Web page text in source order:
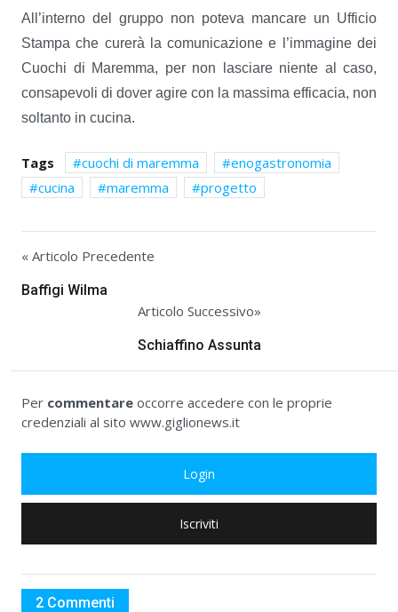
All’interno del gruppo non poteva mancare un Ufficio
Stampa che curerà la comunicazione e l’immagine dei
Cuochi di Maremma, per non lasciare niente al caso,
consapevoli di dover agire con la massima efficacia, non
soltanto in cucina.
Tags cuochi di maremma
enogastronomia
cucina
maremma progetto
« Articolo Precedente
Baffigi Wilma
Articolo Successivo»
Schiaffino Assunta
Per commentare occorre accedere con le proprie
credenziali al sito www.giglionews.it
Login
Iscriviti
2 Commenti